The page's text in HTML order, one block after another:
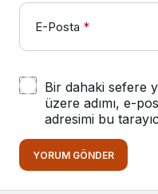
E-Posta *
Bir dahaki sefere
üzere adımı, e-
adresimi bu
YORUM GÖNDER